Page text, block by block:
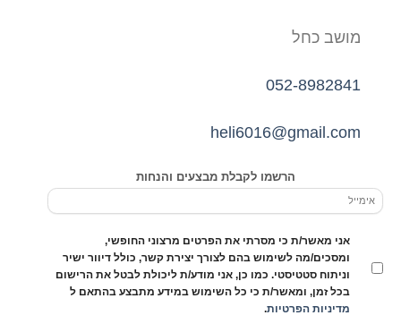
מושב כחל
052-8982841
heli6016@gmail.com
הרשמו לקבלת מבצעים והנחות
אני מאשר/ת כי מסרתי את הפרטים מרצוני החופשי,
ומסכים/מה לשימוש בהם לצורך יצירת קשר, כולל דיוור ישיר
וניתוח סטטיסטי. כמו כן, אני מודע/ת ליכולת לבטל את הרישום
בכל זמן, ומאשר/ת כי כל השימוש במידע מתבצע בהתאם ל
מדיניות הפרטיות.